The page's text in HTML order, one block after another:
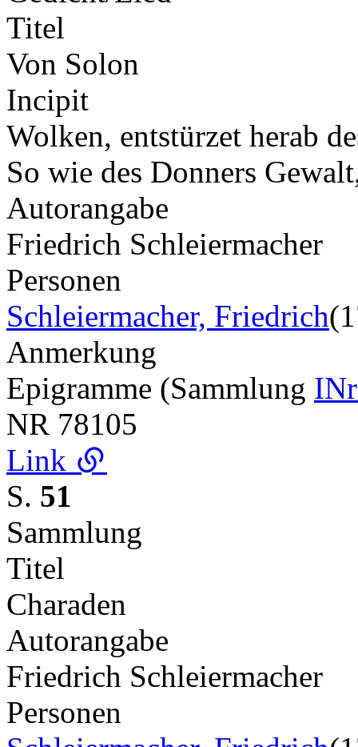
Titel
Von Solon
Incipit
Wolken, entstürzet herab
So wie des Donners
Autorangabe
Friedrich Schleiermacher
Personen
Schleiermacher, Friedrich
Anmerkung
Epigramme (Sammlung
NR 78105
Link
S. 51
Sammlung
Titel
Charaden
Autorangabe
Friedrich Schleiermacher
Personen